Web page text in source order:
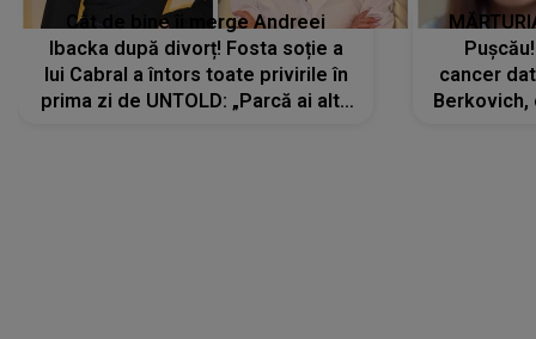
Cât de bine îi merge Andreei
Ibacka după divorț! Fosta soție a
lui Cabral a întors toate privirile în
prima zi de UNTOLD: „Parcă ai altă
cancer